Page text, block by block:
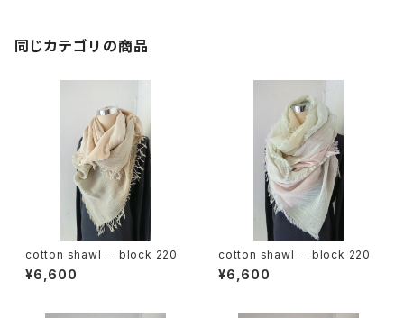
同じカテゴリの商品
cotton shawl __ block 220
¥6,600
cotton shawl __ block 220
¥6,600